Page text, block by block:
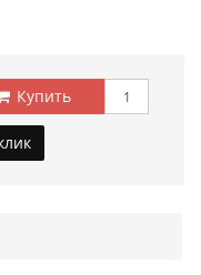
Купить